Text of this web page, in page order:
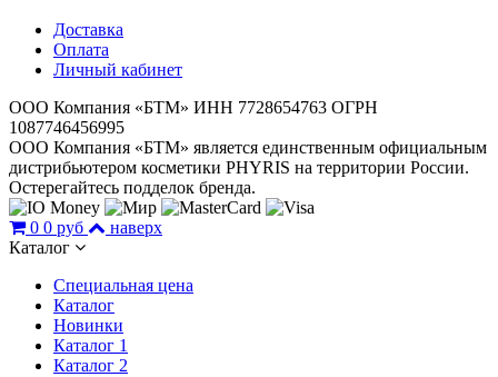
Доставка
Оплата
Личный кабинет
ООО Компания «БТМ» ИНН 7728654763 ОГРН
1087746456995
ООО Компания «БТМ» является единственным официальным
дистрибьютером косметики PHYRIS на территории России.
Остерегайтесь подделок бренда.
0 0 руб
наверх
Каталог
Специальная цена
Каталог
Новинки
Каталог 1
Каталог 2